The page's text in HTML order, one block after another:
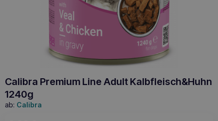
Calibra Premium Line Adult Kalbfleisch&Huhn
1240g
ab: Calibra